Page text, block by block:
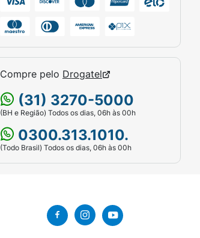
Compre pelo Drogatel
(31) 3270-5000
(BH e Região) Todos os dias, 06h às 00h
0300.313.1010.
(Todo Brasil) Todos os dias, 06h às 00h